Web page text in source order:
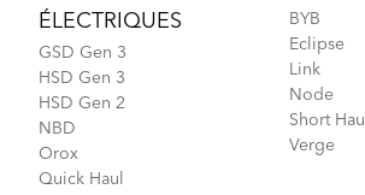
ÉLECTRIQUES
GSD Gen 3
HSD Gen 3
HSD Gen 2
NBD
Orox
Quick Haul
BYB
Eclipse
Link
Node
Short Haul
Verge